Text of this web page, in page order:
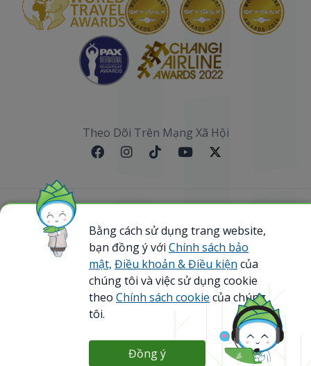
Theo Dõi Trên Mạng Xã Hội
Sơ đồ website
@ 2023 Bamboo Airways Copyright. All Rights
Reserved.
Business Registration Code: 0107867370
Bằng cách sử dụng trang website,
bạn đồng ý với Chính sách bảo
mật, Điều khoản & Điều kiện của
chúng tôi và việc sử dụng cookie
theo Chính sách cookie của chúng
tôi.
Đồng ý